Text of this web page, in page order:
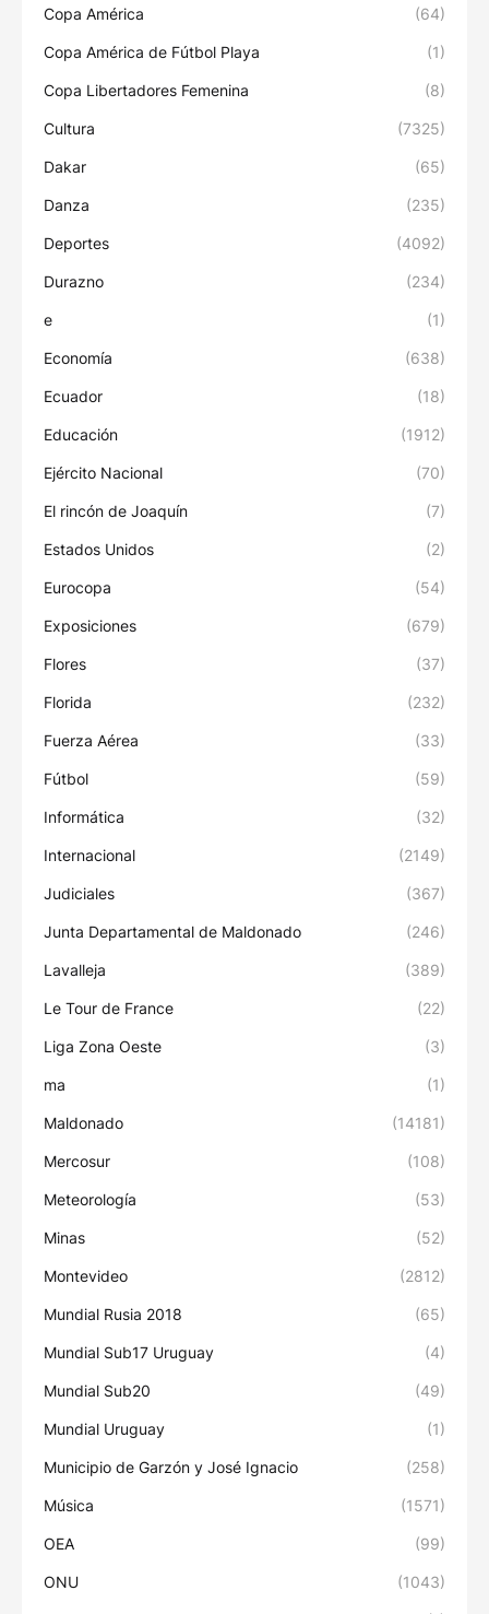
Copa América (64)
Copa América de Fútbol Playa (1)
Copa Libertadores Femenina (8)
Cultura (7325)
Dakar (65)
Danza (235)
Deportes (4092)
Durazno (234)
e (1)
Economía (638)
Ecuador (18)
Educación (1912)
Ejército Nacional (70)
El rincón de Joaquín (7)
Estados Unidos (2)
Eurocopa (54)
Exposiciones (679)
Flores (37)
Florida (232)
Fuerza Aérea (33)
Fútbol (59)
Informática (32)
Internacional (2149)
Judiciales (367)
Junta Departamental de Maldonado (246)
Lavalleja (389)
Le Tour de France (22)
Liga Zona Oeste (3)
ma (1)
Maldonado (14181)
Mercosur (108)
Meteorología (53)
Minas (52)
Montevideo (2812)
Mundial Rusia 2018 (65)
Mundial Sub17 Uruguay (4)
Mundial Sub20 (49)
Mundial Uruguay (1)
Municipio de Garzón y José Ignacio (258)
Música (1571)
OEA (99)
ONU (1043)